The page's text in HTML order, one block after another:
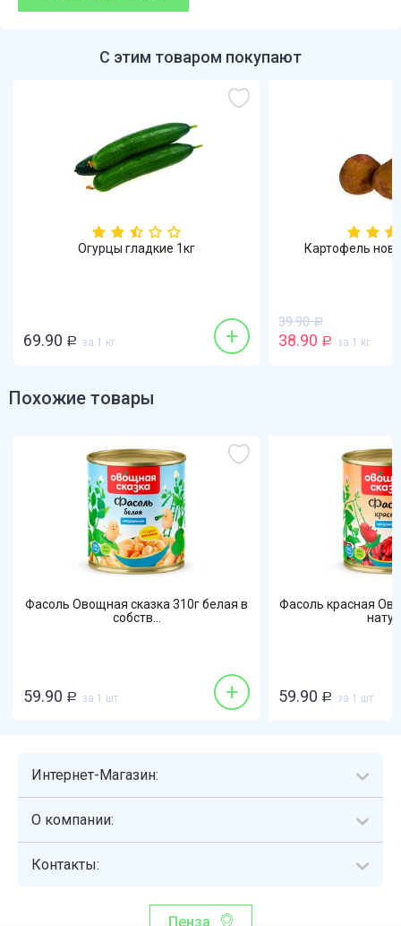
С этим товаром покупают
Огурцы гладкие 1кг
69.90 Р за 1 кг +
Картофель
39.90 Р
38.90 Р за 1 кг
Похожие товары
Фасоль Овощная сказка 310г белая в
собств...
59.90 Р за 1 шт +
Фасоль красная
59.90 Р за 1 шт
Интернет-Магазин:
О компании:
Контакты:
Пенза